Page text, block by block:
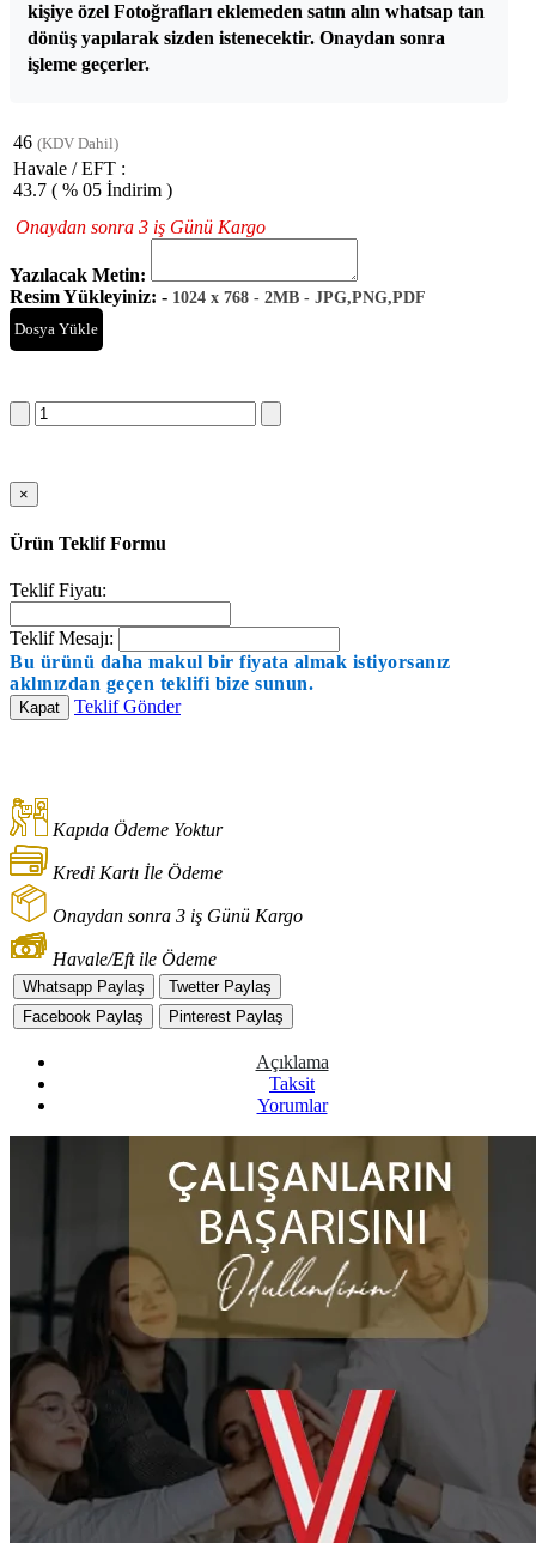
kişiye özel Fotoğrafları eklemeden satın alın whatsap tan
dönüş yapılarak sizden istenecektir. Onaydan sonra
işleme geçerler.
46 (KDV Dahil)
Havale / EFT :
43.7 ( % 05 İndirim )
Onaydan sonra 3 iş Günü Kargo
Yazılacak Metin:
Resim Yükleyiniz: - 1024 x 768 - 2MB - JPG,PNG,PDF
Dosya Yükle
×
Ürün Teklif Formu
Teklif Fiyatı:
Teklif Mesajı:
Bu ürünü daha makul bir fiyata almak istiyorsanız
aklınızdan geçen teklifi bize sunun.
Kapat Teklif Gönder
Kapıda Ödeme Yoktur
Kredi Kartı İle Ödeme
Onaydan sonra 3 iş Günü Kargo
Havale/Eft ile Ödeme
Whatsapp Paylaş
Twetter Paylaş
Facebook Paylaş
Pinterest Paylaş
Açıklama
Taksit
Yorumlar